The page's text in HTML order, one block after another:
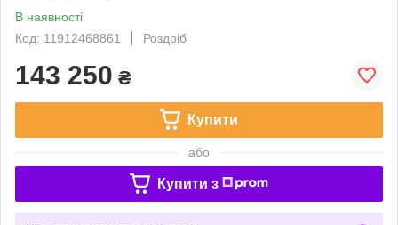
В наявності
Код: 11912468861
Роздріб
143 250 ₴
Купити
або
Купити з